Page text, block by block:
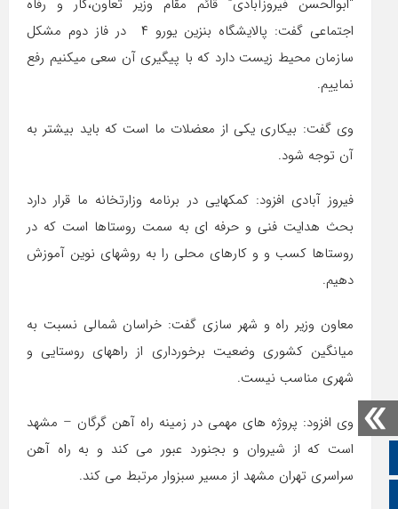
صفحه نخست
“ابوالحسن فیروزآبادی” قائم مقام وزیر تعاون،کار و رفاه
اجتماعی گفت: پالایشگاه بنزین یورو ۴ در فاز دوم مشکل
سازمان محیط زیست دارد که با پیگیری آن سعی میکنیم رفع
نماییم.
وی گفت: بیکاری یکی از معضلات ما است که باید بیشتر به
آن توجه شود.
فیروز آبادی افزود: کمکهایی در برنامه وزارتخانه ما قرار دارد
بحث هدایت فنی و حرفه ای به سمت روستاها است که در
روستاها کسب و و کارهای محلی را به روشهای نوین آموزش
دهیم.
معاون وزیر راه و شهر سازی گفت: خراسان شمالی نسبت به
میانگین کشوری وضعیت برخورداری از راههای روستایی و
شهری مناسب نیست.
وی افزود: پروژه های مهمی در زمینه راه آهن گرگان – مشهد
است که از شیروان و بجنورد عبور می کند و به راه آهن
سراسری تهران مشهد از مسیر سبزوار مرتبط می کند.